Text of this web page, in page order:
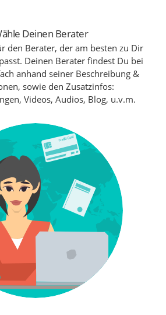
Deinen Berater
den Berater, der am besten zu Dir
Deinen Berater findest Du bei
anhand seiner Beschreibung &
sowie den Zusatzinfos:
Videos, Audios, Blog, u.v.m.